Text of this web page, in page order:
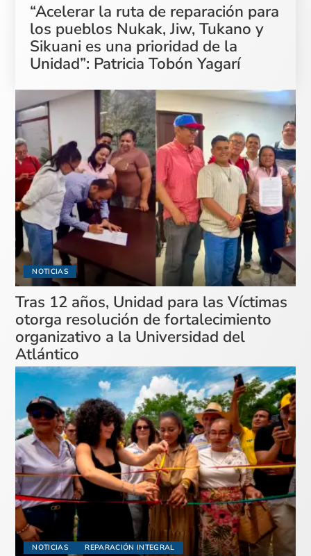
“Acelerar la ruta de reparación para
los pueblos Nukak, Jiw, Tukano y
Sikuani es una prioridad de la
Unidad”: Patricia Tobón Yagarí
NOTICIAS
Tras 12 años, Unidad para las Víctimas
otorga resolución de fortalecimiento
organizativo a la Universidad del
Atlántico
NOTICIAS REPARACIÓN INTEGRAL